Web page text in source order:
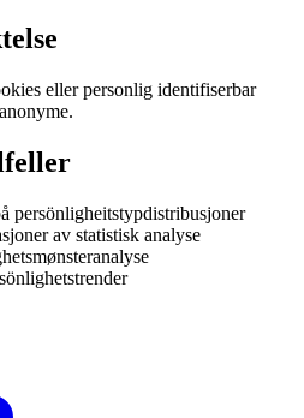
eller personlig identifiserbar
persönligheitstypdistribusjoner
av statistisk analyse